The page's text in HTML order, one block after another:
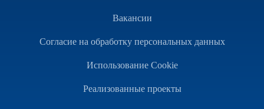
Вакансии
Согласие на обработку персональных данных
Использование Cookie
Реализованные проекты